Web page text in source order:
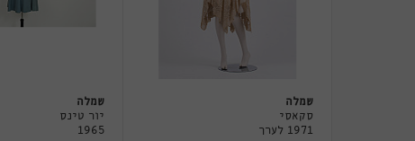
שמלה
סקאסי
1971 לערך
שמלה
יור טינס
1965